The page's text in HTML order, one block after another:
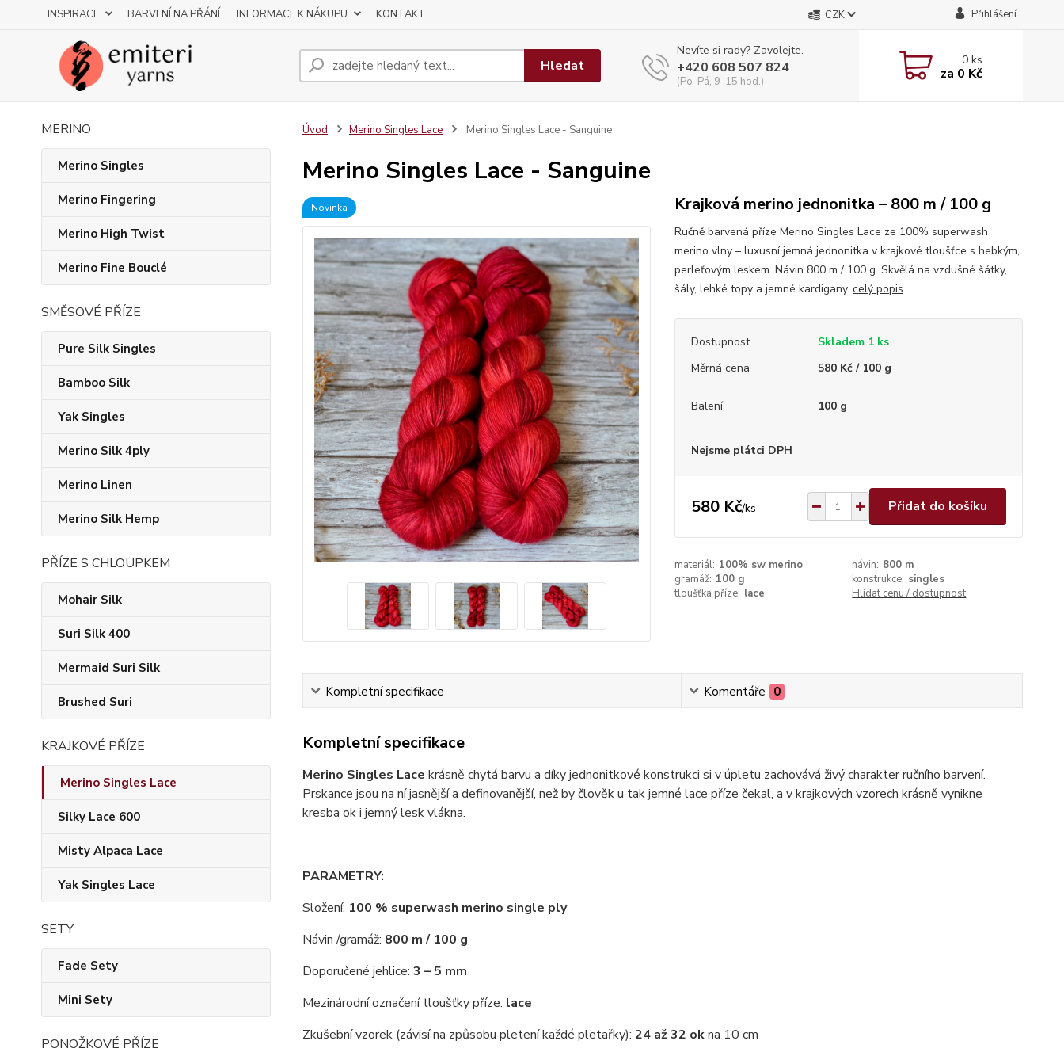
INSPIRACE BARVENÍ NA PŘÁNÍ INFORMACE K NÁKUPU KONTAKT CZK Přihlášení
Hledat
Nevíte si rady? Zavolejte.
+420 608 507 824
(Po-Pá, 9-15 hod.)
0ks
za 0 Kč
MERINO
Merino Singles
Merino Fingering
Merino High Twist
Merino Fine Bouclé
SMĚSOVÉ PŘÍZE
Pure Silk Singles
Bamboo Silk
Yak Singles
Merino Silk 4ply
Merino Linen
Merino Silk Hemp
PŘÍZE S CHLOUPKEM
Mohair Silk
Suri Silk 400
Mermaid Suri Silk
Brushed Suri
KRAJKOVÉ PŘÍZE
Merino Singles Lace
Silky Lace 600
Misty Alpaca Lace
Yak Singles Lace
SETY
Fade Sety
Mini Sety
PONOŽKOVÉ PŘÍZE
Úvod Merino Singles Lace Merino Singles Lace - Sanguine
Merino Singles Lace - Sanguine
Novinka Krajková merino jednonitka – 800 m / 100 g
Ručně barvená příze Merino Singles Lace ze 100% superwash
merino vlny – luxusní jemná jednonitka v krajkové tloušťce s hebkým,
perleťovým leskem. Návin 800 m / 100 g. Skvělá na vzdušné šátky,
šály, lehké topy a jemné kardigany. celý popis
Dostupnost
Skladem 1 ks
Měrná cena
580 Kč / 100 g
Balení 100 g
Nejsme plátci DPH
580 Kč/ks Přidat do košíku
materiál: 100% sw merino návin: 800 m
gramáž: 100 g konstrukce: singles
tloušťka příze: lace Hlídat cenu / dostupnost
Kompletní specifikace Komentáře 0
Kompletní specifikace
Merino Singles Lace krásně chytá barvu a díky jednonitkové konstrukci si v úpletu zachovává živý charakter ručního barvení.
Prskance jsou na ní jasnější a definovanější, než by člověk u tak jemné lace příze čekal, a v krajkových vzorech krásně vynikne
kresba ok i jemný lesk vlákna.
PARAMETRY:
Složení: 100 % superwash merino single ply
Návin /gramáž: 800 m / 100 g
Doporučené jehlice: 3 – 5 mm
Mezinárodní označení tloušťky příze: lace
Zkušební vzorek (závisí na způsobu pletení každé pletařky): 24 až 32 okna 10 cm